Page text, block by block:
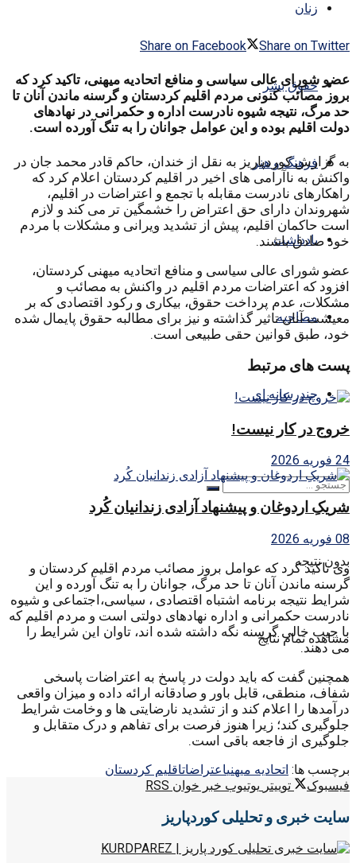
زنان
حقوق بشر
فرهنگ و هنر
یادداشت
مصاحبه
چندرسانه ای
بدون نتیجه
مشاهده تمام نتایج
Share on Facebook Share on Twitter
عضو شورای عالی سیاسی و منافع اتحادیه میهنی، تاکید کرد که
بروز مصائب کنونی مردم اقلیم کردستان و گرسنه ماندن آنان تا
حد مرگ، نتیجه شیوه نادرست اداره و حکمرانی در نهادهای
دولت اقلیم بوده و این عوامل جوانان را به تنگ آورده است.
به گزارش کوردپاریز به نقل از خندان، حاکم قادر محمد جان در
واکنش به ناآرامی های اخیر در اقلیم کردستان اعلام کرد که
راهکارهای نادرست مقابله با تجمع و اعتراضات در اقلیم،
شهروندان دارای حق اعتراض را خشمگین تر می کند و لازم
است حاکمان اقلیم، پیش از تشدید ویرانی و مشکلات با مردم
خود صادق باشند.
عضو شورای عالی سیاسی و منافع اتحادیه میهنی کردستان،
افزود که اعتراضات مردم اقلیم در واکنش به مصائب و
مشکلات، عدم پرداخت حقوق، بیکاری و رکود اقتصادی که بر
معیشت آنان تاثیر گذاشته و نیز برای مطالبه حقوق پایمال شده
خود، طبق قوانین حقی طبیعی است.
پست های مرتبط
خروج در کار نیست!
24 فوریه 2026
شریکِ اردوغان و پیشنهاد آزادی زندانیان کُرد
08 فوریه 2026
وی تاکید کرد که عوامل بروز مصائب مردم اقلیم کردستان و
گرسنه ماندن آنان تا حد مرگ، جوانان را به تنگ آورده و این
شرایط نتیجه برنامه اشتباه اقتصادی ، سیاسی،اجتماعی و شیوه
نادرست حکمرانی و اداره نهادهای دولتی است و مردم اقلیم که
با جیب خالی گرسنه نگه داشته شده اند، تاوان این شرایط را
می دهند.
همچنین گفت که باید دولت در پاسخ به اعتراضات پاسخی
شفاف، منطقی، قابل باور و صادقانه ارائه داده و میزان واقعی
درآمدها را اعلام کند و از تشدید نارضایتی ها و وخامت شرایط
جلوگیری کند؛ زیرا هنوز فرصت برای تفاهم و درک متقابل و
جلوگیری از فاجعه باقی است.
برچسب ها: اتحادیه میهنیاعتراضاتاقلیم کردستان
فیسبوک
توییتر یوتیوب خبر خوان RSS
سایت خبری و تحلیلی کوردپاریز